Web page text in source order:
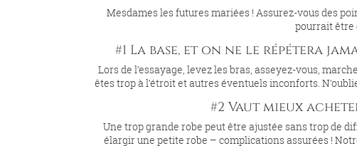
Mesdames les futures mariées ! Assurez-vous des
pourrait être
#1 La base, et on ne le répétera
Lors de l’essayage, levez les bras, asseyez-vous,
êtes trop à l’étroit et autres éventuels inconforts.
#2 Vaut mieux
Une trop grande robe peut être ajustée sans trop de
élargir une petite robe – complications assurées !